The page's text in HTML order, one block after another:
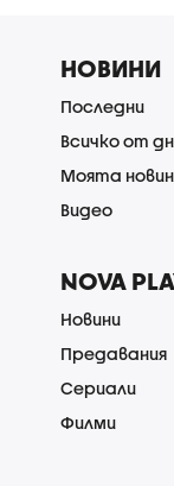
НОВИНИ
Последни
Всичко от
Моята
Видео
NOVA
Новини
Предавания
Сериали
Филми